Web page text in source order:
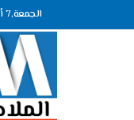
الجمعة,7 أغسطس, 2026